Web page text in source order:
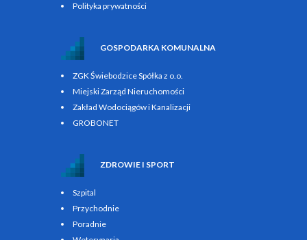
Polityka prywatności
GOSPODARKA KOMUNALNA
ZGK Świebodzice Spółka z o.o.
Miejski Zarząd Nieruchomości
Zakład Wodociągów i Kanalizacji
GROBONET
ZDROWIE I SPORT
Szpital
Przychodnie
Poradnie